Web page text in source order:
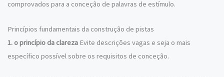
comprovados para a conceção de palavras de estímulo.
Princípios fundamentais da construção de pistas
1. o princípio da clareza Evite descrições vagas e seja o mais
específico possível sobre os requisitos de conceção.